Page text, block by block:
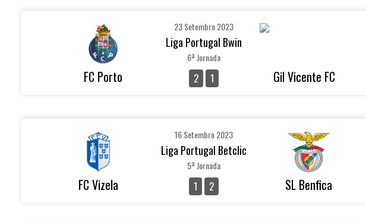
FC Porto
23 Setembro 2023
Liga Portugal Bwin
6ª Jornada
2 1 Gil Vicente FC
FC Vizela
16 Setembro 2023
Liga Portugal Betclic
5ª Jornada
1 2 SL Benfica